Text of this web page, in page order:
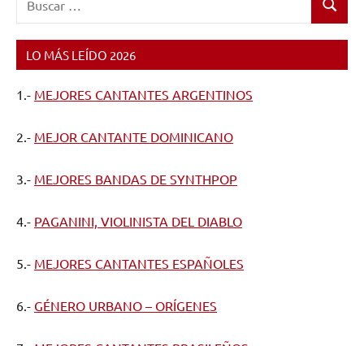
Buscar
LO MÁS LEÍDO 2026
1.- MEJORES CANTANTES ARGENTINOS
2.- MEJOR CANTANTE DOMINICANO
3.- MEJORES BANDAS DE SYNTHPOP
4.- PAGANINI, VIOLINISTA DEL DIABLO
5.- MEJORES CANTANTES ESPAÑOLES
6.- GÉNERO URBANO – ORÍGENES